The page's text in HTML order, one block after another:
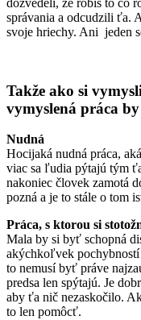
dozvedeli, že robíš to čo
správania a odcudzili ťa.
svoje hriechy. Ani jeden
Takže ako si
vymyslená práca
Nudná
Hocijaká nudná práca,
viac sa ľudia pýtajú tým
nakoniec človek zamotá
pozná a je to stále o tom
Práca, s ktorou si
Mala by si byť schopná
akýchkoľvek
to nemusí byť práve
predsa len spýtajú. Je
aby ťa nič nezaskočilo.
to len pomôcť.